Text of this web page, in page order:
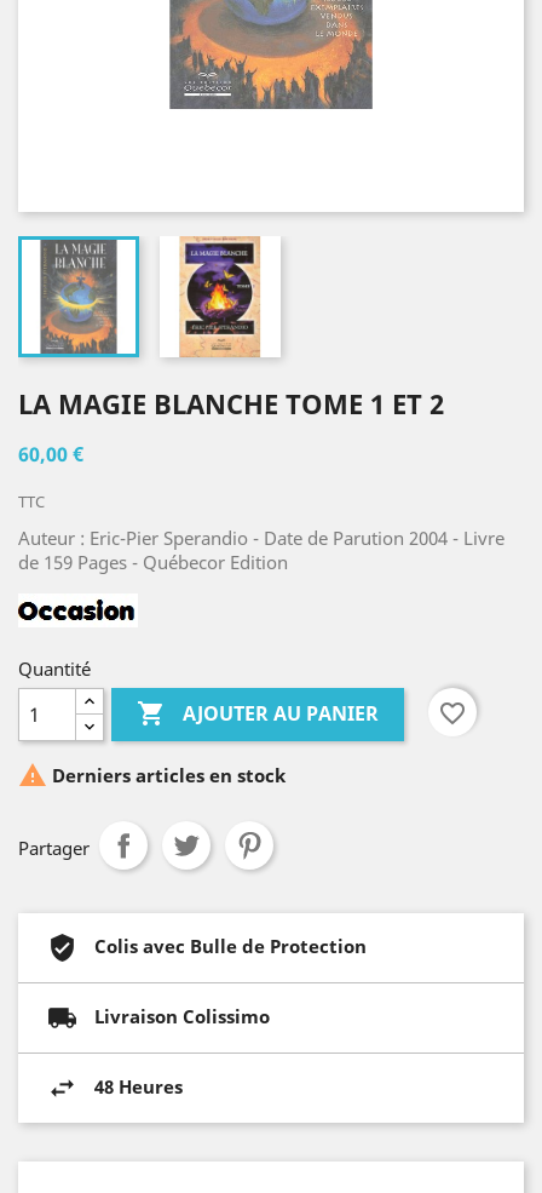
LA MAGIE BLANCHE TOME 1 ET 2
60,00 €
TTC
Auteur : Eric-Pier Sperandio - Date de Parution 2004 - Livre
de 159 Pages - Québecor Edition
Quantité
 AJOUTER AU PANIER favorite_border
 Derniers articles en stock
Partager
Colis avec Bulle de Protection
Livraison Colissimo
48 Heures